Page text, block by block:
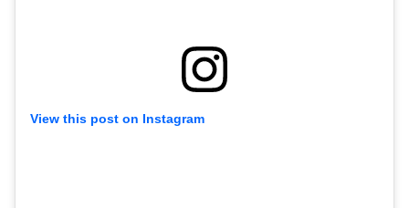
View this post on Instagram